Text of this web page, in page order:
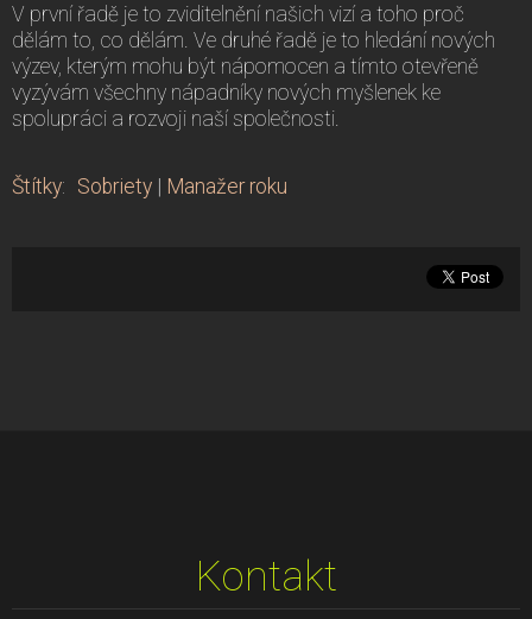
V první řadě je to zviditelnění našich vizí a toho proč
dělám to, co dělám. Ve druhé řadě je to hledání nových
výzev, kterým mohu být nápomocen a tímto otevřeně
vyzývám všechny nápadníky nových myšlenek ke
spolupráci a rozvoji naší společnosti.
Štítky: Sobriety | Manažer roku
Kontakt